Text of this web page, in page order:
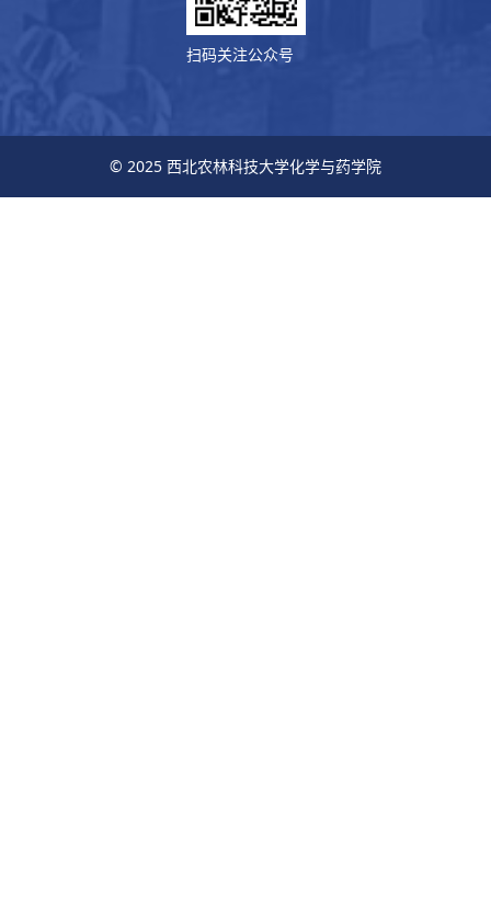
扫码关注公众号
© 2025 西北农林科技大学化学与药学院